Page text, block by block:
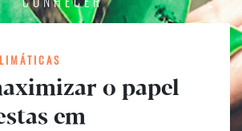
o papel
em